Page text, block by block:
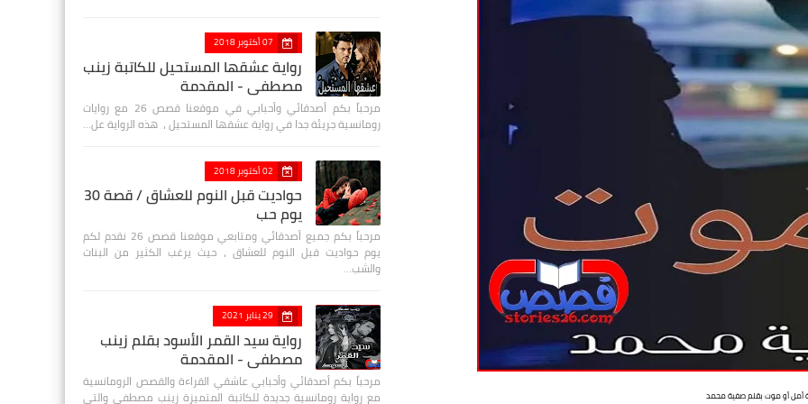
أمل أو موت بقلم صفية محمد
07 أكتوبر 2018
رواية عشقها المستحيل للكاتبة زينب
مصطفي - المقدمة
مرحباً بكم أصدقائي وأحبابي في موقعنا قصص 26 مع روايات
رومانسية جريئة جدا في رواية عشقها المستحيل ، هذه الرواية عل…
02 أكتوبر 2018
حواديت قبل النوم للعشاق / قصة 30
يوم حب
مرحباً بكم جميع أصدقائي ومتابعي موقعنا قصص 26 نقدم لكم
يوم حواديت قبل النوم للعشاق ، حيث يرغب الكثير من البنات
والشب…
29 يناير 2021
رواية سيد القمر الأسود بقلم زينب
مصطفي - المقدمة
مرحباً بكم أصدقائي وأحبابي عاشقي القراءة والقصص الرومانسية
مع رواية رومانسية جديدة للكاتبة المتميزة زينب مصطفى والتي